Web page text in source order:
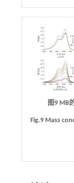
图9 MB
Fig.9 Mass